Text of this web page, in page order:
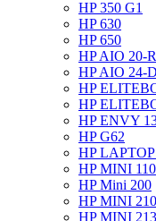
HP 350 G1
HP 630
HP 650
HP AIO 20-R
HP AIO 24-
HP
HP
HP ENVY
HP G62
HP LAPTOP
HP MINI 110
HP Mini 200
HP MINI 210
HP MINI